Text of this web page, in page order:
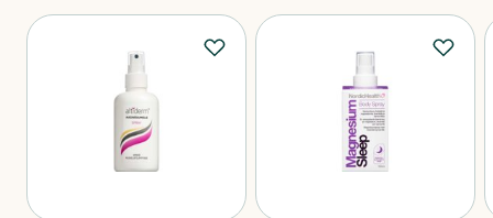
Produkter